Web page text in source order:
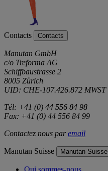
Contacts Contacts
Manutan GmbH
c/o Treforma AG
Schiffbaustrasse 2
8005 Zürich
UID: CHE-107.426.872 MWST
Tél: +41 (0) 44 556 84 98
Fax: +41 (0) 44 556 84 99
Contactez nous paremail
Manutan Suisse Manutan Suisse
Qui sommes-nous